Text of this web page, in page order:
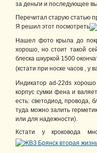
за деньги и последующее
Перечитал старую статью
Я решил этот посмотреть
Нашел фото крыла до
хорошо, но стоит такой
блеска шкуркой 1500
(кстати при носке часов , у
Индикатор ad-22ds
корпус сумки фена и
есть: светодиод, провода,
туда можно залить
или для надежности).
Кстати у кроковода